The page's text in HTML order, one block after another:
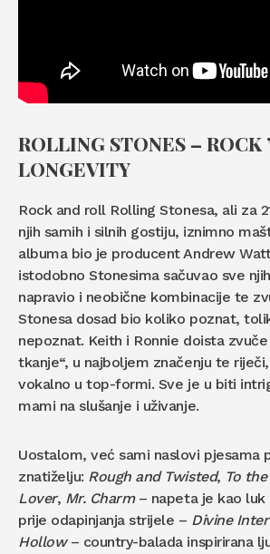
ROLLING STONES – ROCK
LONGEVITY
Rock and roll Rolling Stonesa, ali za
njih samih i silnih gostiju, iznimno
albuma bio je producent Andrew
istodobno Stonesima sačuvao sve
napravio i neobične kombinacije te
Stonesa dosad bio koliko poznat,
nepoznat. Keith i Ronnie doista
tkanje“, u najboljem značenju te
vokalno u top-formi. Sve je u biti
mami na slušanje i uživanje.
Uostalom, već sami naslovi pjesama
znatiželju: Rough and Twisted, To
Lover, Mr. Charm– napeta je kao luk
prije odapinjanja strijele – Divine
Hollow– country-balada inspirirana